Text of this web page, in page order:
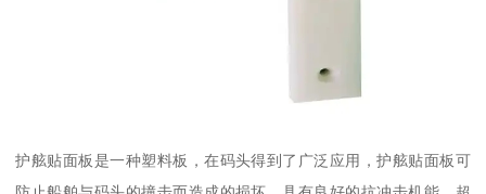
护舷贴面板是一种塑料板，在码头得到了广泛应用，护舷贴面板可